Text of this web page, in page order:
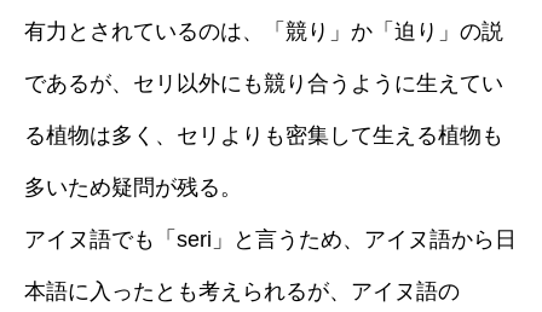
有力とされているのは、「競り」か「迫り」の説
であるが、セリ以外にも競り合うように生えてい
る植物は多く、セリよりも密集して生える植物も
多いため疑問が残る。
アイヌ語でも「seri」と言うため、アイヌ語から日
本語に入ったとも考えられるが、アイヌ語の